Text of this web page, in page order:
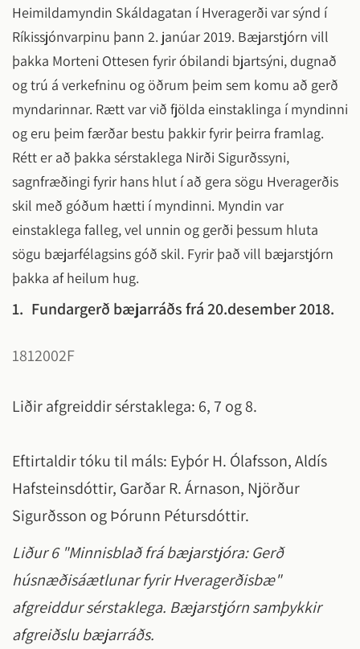
Heimildamyndin Skáldagatan í Hveragerði var sýnd í
Ríkissjónvarpinu þann 2. janúar 2019. Bæjarstjórn vill
þakka Morteni Ottesen fyrir óbilandi bjartsýni, dugnað
og trú á verkefninu og öðrum þeim sem komu að gerð
myndarinnar. Rætt var við fjölda einstaklinga í myndinni
og eru þeim færðar bestu þakkir fyrir þeirra framlag.
Rétt er að þakka sérstaklega Nirði Sigurðssyni,
sagnfræðingi fyrir hans hlut í að gera sögu Hveragerðis
skil með góðum hætti í myndinni. Myndin var
einstaklega falleg, vel unnin og gerði þessum hluta
sögu bæjarfélagsins góð skil. Fyrir það vill bæjarstjórn
þakka af heilum hug.
1. Fundargerð bæjarráðs frá 20.desember 2018.
1812002F
Liðir afgreiddir sérstaklega: 6, 7 og 8.
Eftirtaldir tóku til máls: Eyþór H. Ólafsson, Aldís
Hafsteinsdóttir, Garðar R. Árnason, Njörður
Sigurðsson og Þórunn Pétursdóttir.
Liður 6 "Minnisblað frá bæjarstjóra: Gerð
húsnæðisáætlunar fyrir Hveragerðisbæ"
afgreiddur sérstaklega. Bæjarstjórn samþykkir
afgreiðslu bæjarráðs.